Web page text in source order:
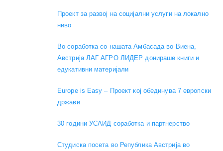
Проект за развој на социјални услуги на локално
ниво
Во соработка со нашата Амбасада во Виена,
Австрија ЛАГ АГРО ЛИДЕР донираше книги и
едукативни материјали
Europe is Easy – Проект кој обединува 7 европски
држави
30 години УСАИД соработка и партнерство
Студиска посета во Република Австрија во